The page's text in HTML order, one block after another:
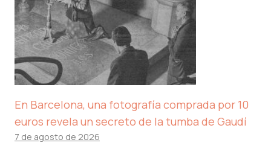
En Barcelona, ​​una fotografía comprada por 10
euros revela un secreto de la tumba de Gaudí
7 de agosto de 2026